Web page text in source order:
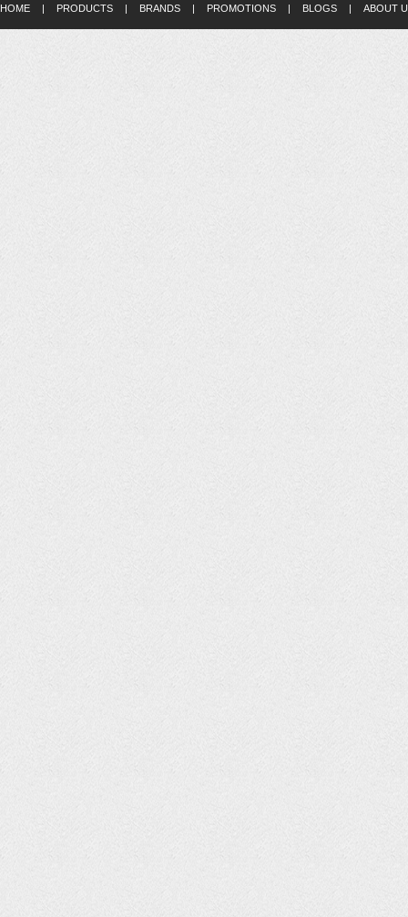
HOME | PRODUCTS | BRANDS | PROMOTIONS | BLOGS | ABOUT